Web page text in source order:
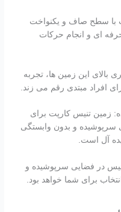
با سطح صاف و یکنواخت
ای و انجام حرکات
بالای این زمین ها، تجربه
افراد مبتدی رقم می زند.
زمین تنیس کارپت برای
سرپوشیده و بدون وابستگی
آل است.
تنیس در فضایی سرپوشیده و
برای شما خواهد بود.